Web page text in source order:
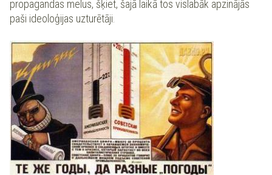
propagandas melus, šķiet, šajā laikā tos vislabāk apzinājās
paši ideoloģijas uzturētāji.